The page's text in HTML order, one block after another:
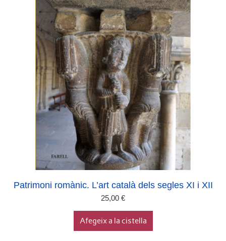
Patrimoni romànic. L’art català dels segles XI i XII
25,00 €
Afegeix a la cistella